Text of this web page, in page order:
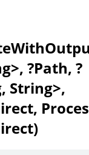
?Path, ?
String>,